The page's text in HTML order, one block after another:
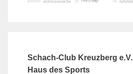
Schach-Club Kreuzberg e.V.
Haus des Sports